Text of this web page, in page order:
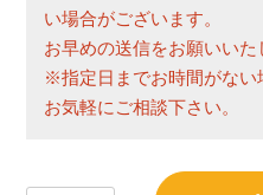
い場合がございます。
お早めの送信をお願いいた
※指定日までお時間がない
お気軽にご相談下さい。